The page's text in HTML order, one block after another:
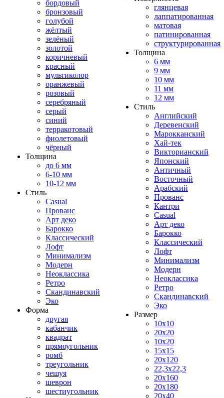
бордовый
бронзовый
голубой
жёлтый
зелёный
золотой
коричневый
красный
мультиколор
оранжевый
розовый
серебряный
серый
синий
терракотовый
фиолетовый
чёрный
Толщина
до 6 мм
6-10 мм
10-12 мм
Стиль
Casual
Прованс
Арт деко
Барокко
Классический
Лофт
Минимализм
Модерн
Неоклассика
Ретро
Скандинавский
Эко
Форма
другая
кабанчик
квадрат
прямоугольник
ромб
треугольник
чешуя
шеврон
шестиугольник
глянцевая
лаппатированная
матовая
патинированная
структурированная
Толщина
6 мм
9 мм
10 мм
11 мм
12 мм
Стиль
Английский
Деревенский
Марокканский
Хай-тек
Викторианский
Японский
Античный
Восточный
Арабский
Прованс
Кантри
Casual
Арт деко
Барокко
Классический
Лофт
Минимализм
Модерн
Неоклассика
Ретро
Скандинавский
Эко
Размер
10x10
20x20
10x20
15x15
20x120
22,3x22,3
20x160
20x180
20x40